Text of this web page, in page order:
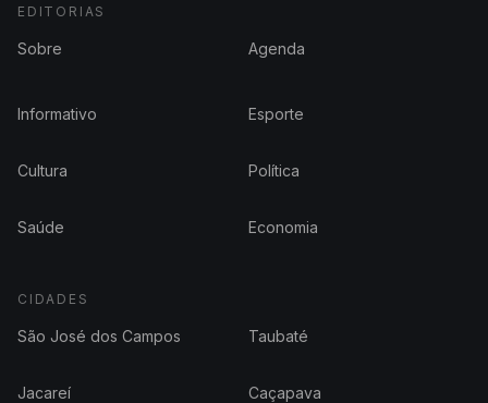
EDITORIAS
Sobre Agenda
Informativo Esporte
Cultura Política
Saúde Economia
CIDADES
São José dos Campos Taubaté
Jacareí Caçapava